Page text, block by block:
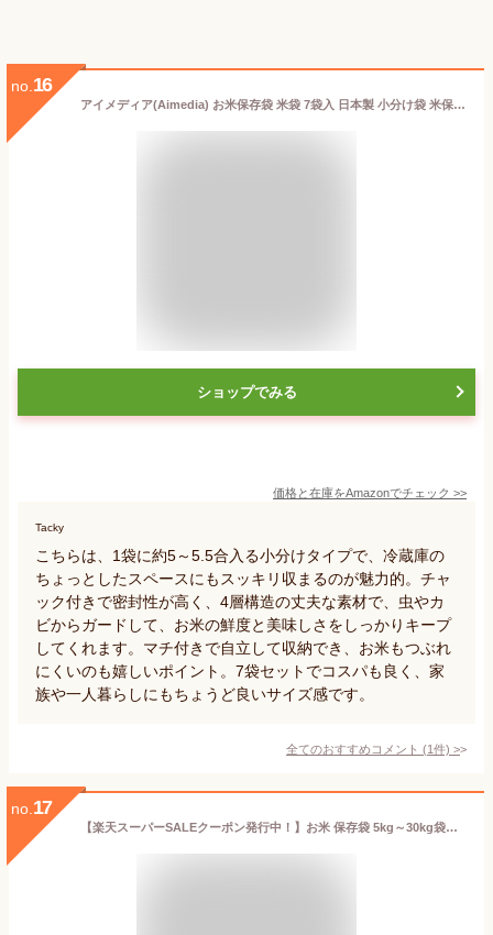
no. 16
アイメディア(Aimedia) お米保存袋 米袋 7袋入 日本製 小分け袋 米保存ケース チャック付き 保存容器 冷蔵庫保存 米びつ 密閉 お米の小分け保存袋
ショップでみる
価格と在庫をAmazonでチェック >>
Tacky
こちらは、1袋に約5～5.5合入る小分けタイプで、冷蔵庫の
ちょっとしたスペースにもスッキリ収まるのが魅力的。チャ
ック付きで密封性が高く、4層構造の丈夫な素材で、虫やカ
ビからガードして、お米の鮮度と美味しさをしっかりキープ
してくれます。マチ付きで自立して収納でき、お米もつぶれ
にくいのも嬉しいポイント。7袋セットでコスパも良く、家
族や一人暮らしにもちょうど良いサイズ感です。
全てのおすすめコメント (1件) >
no. 17
【楽天スーパーSALEクーポン発行中！】お米 保存袋 5kg～30kg袋用 1枚 脱酸素剤付属 真空パック 極厚 米ガード 無酸素 アルミ製 長期保存 酸化防止 防虫 防カビ 光遮断 白米 玄米 長持ち 密閉袋 米保存袋 長期保存袋 鮮度保持袋 真空 光遮断 虫除け 環境技研 贈答にも